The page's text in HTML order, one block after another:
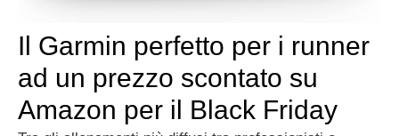
Il Garmin perfetto per i runner
ad un prezzo scontato su
Amazon per il Black Friday